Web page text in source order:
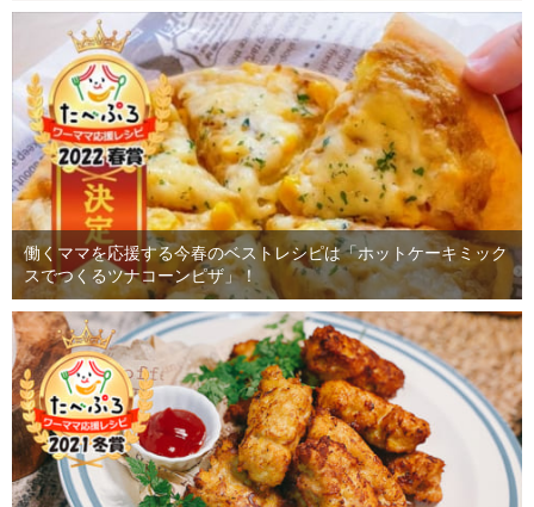
働くママを応援する今春のベストレシピは「ホットケーキミック
スでつくるツナコーンピザ」！